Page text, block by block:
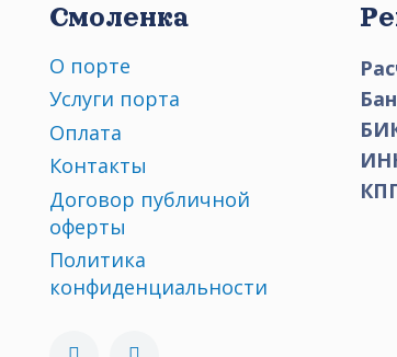
Смоленка
О порте
Услуги порта
Оплата
Контакты
Договор публичной
оферты
Политика
конфиденциальности